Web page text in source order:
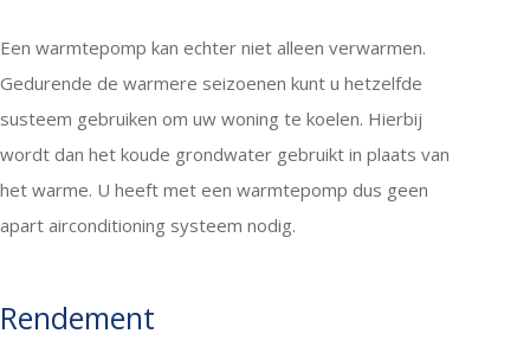
Een warmtepomp kan echter niet alleen verwarmen.
Gedurende de warmere seizoenen kunt u hetzelfde
susteem gebruiken om uw woning te koelen. Hierbij
wordt dan het koude grondwater gebruikt in plaats van
het warme. U heeft met een warmtepomp dus geen
apart airconditioning systeem nodig.
Rendement